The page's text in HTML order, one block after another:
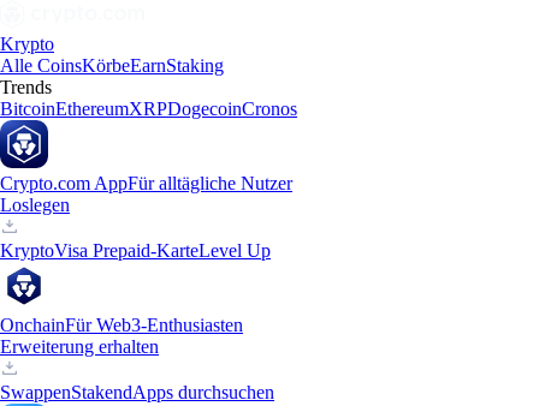
Krypto
Alle CoinsKörbeEarnStaking
Trends
BitcoinEthereumXRPDogecoinCronos
Crypto.com AppFür alltägliche Nutzer
Loslegen
KryptoVisa Prepaid-KarteLevel Up
OnchainFür Web3-Enthusiasten
Erweiterung erhalten
SwappenStakendApps durchsuchen